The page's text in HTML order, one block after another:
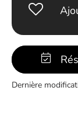
Dernière